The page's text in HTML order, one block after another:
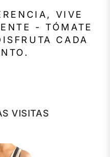
VIVE
- TÓMATE
CADA
VISITAS